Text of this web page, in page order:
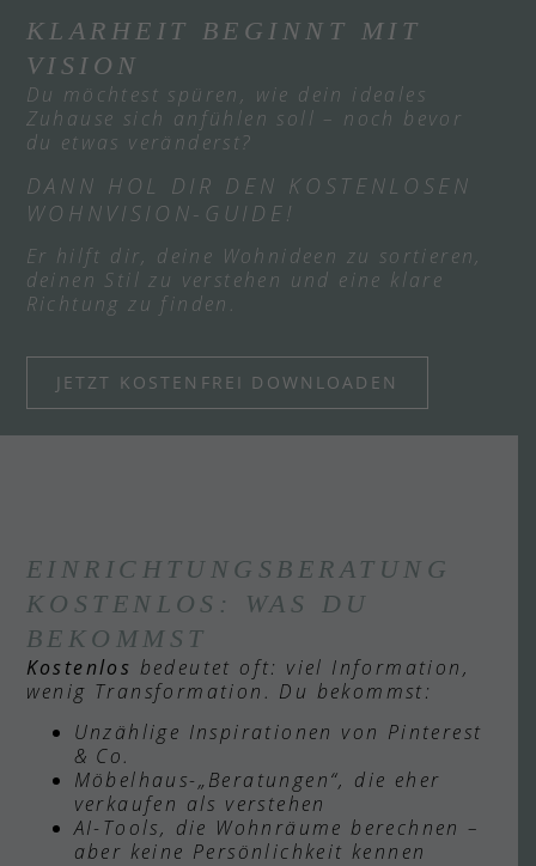
KLARHEIT BEGINNT MIT
VISION
Du möchtest spüren, wie dein ideales
Zuhause sich anfühlen soll – noch bevor
du etwas veränderst?
DANN HOL DIR DEN KOSTENLOSEN
WOHNVISION-GUIDE!
Er hilft dir, deine Wohnideen zu sortieren,
deinen Stil zu verstehen und eine klare
Richtung zu finden.
JETZT KOSTENFREI DOWNLOADEN
EINRICHTUNGSBERATUNG
KOSTENLOS: WAS DU
BEKOMMST
Kostenlos bedeutet oft: viel Information,
wenig Transformation. Du bekommst:
Unzählige Inspirationen von Pinterest
& Co.
Möbelhaus-„Beratungen“, die eher
verkaufen als verstehen
AI-Tools, die Wohnräume berechnen –
aber keine Persönlichkeit kennen